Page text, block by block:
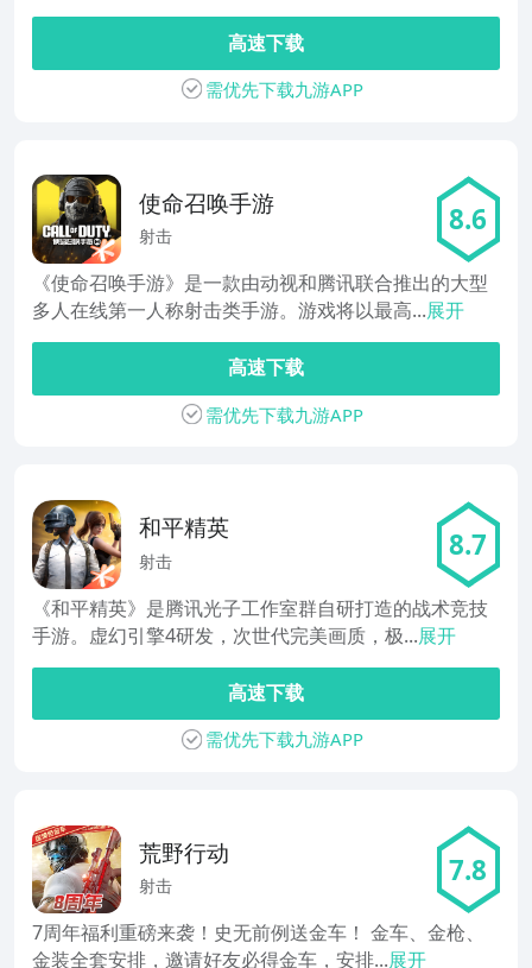
高速下载
需优先下载九游APP
使命召唤手游
射击 8.6
《使命召唤手游》是一款由动视和腾讯联合推出的大型
多人在线第一人称射击类手游。游戏将以最高...展开
高速下载
需优先下载九游APP
和平精英
射击 8.7
《和平精英》是腾讯光子工作室群自研打造的战术竞技
手游。虚幻引擎4研发，次世代完美画质，极...展开
高速下载
需优先下载九游APP
荒野行动
射击 7.8
7周年福利重磅来袭！史无前例送金车！ 金车、金枪、
金装全套安排，邀请好友必得金车，安排...展开